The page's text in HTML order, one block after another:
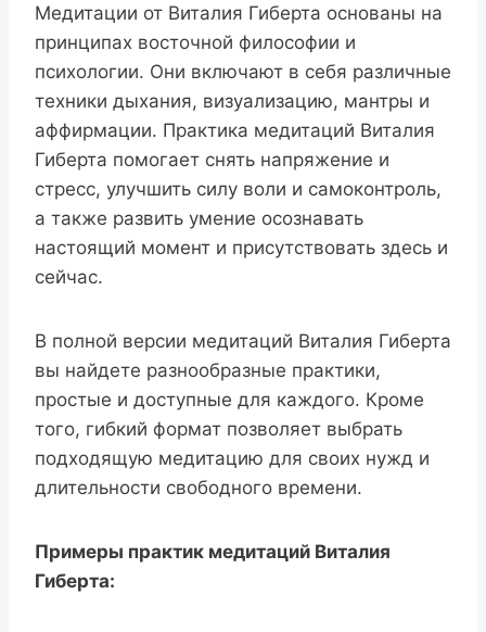
Медитации от Виталия Гиберта основаны на
принципах восточной философии и
психологии. Они включают в себя различные
техники дыхания, визуализацию, мантры и
аффирмации. Практика медитаций Виталия
Гиберта помогает снять напряжение и
стресс, улучшить силу воли и самоконтроль,
а также развить умение осознавать
настоящий момент и присутствовать здесь и
сейчас.
В полной версии медитаций Виталия Гиберта
вы найдете разнообразные практики,
простые и доступные для каждого. Кроме
того, гибкий формат позволяет выбрать
подходящую медитацию для своих нужд и
длительности свободного времени.
Примеры практик медитаций Виталия
Гиберта: